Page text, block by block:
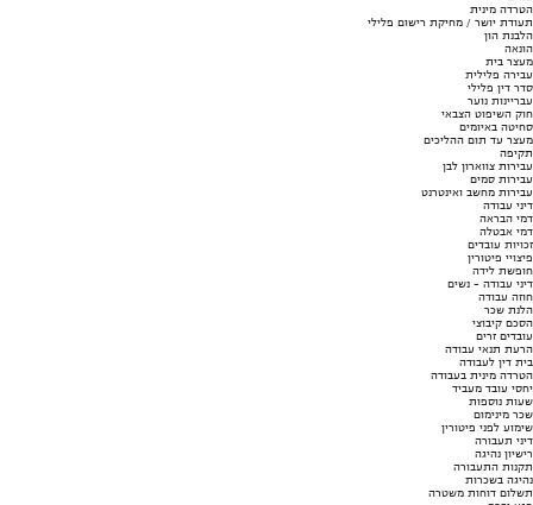
הטרדה מינית
תעודת יושר / מחיקת רישום פלילי
הלבנת הון
הונאה
מעצר בית
עבירה פלילית
סדר דין פלילי
עבריינות נוער
חוק השיפוט הצבאי
סחיטה באיומים
מעצר עד תום ההליכים
תקיפה
עבירות צווארון לבן
עבירות סמים
עבירות מחשב ואינטרנט
דיני עבודה
דמי הבראה
דמי אבטלה
זכויות עובדים
פיצויי פיטורין
חופשת לידה
דיני עבודה - נשים
חוזה עבודה
הלנת שכר
הסכם קיבוצי
עובדים זרים
הרעת תנאי עבודה
בית דין לעבודה
הטרדה מינית בעבודה
יחסי עובד מעביד
שעות נוספות
שכר מינימום
שימוע לפני פיטורין
דיני תעבורה
רישיון נהיגה
תקנות התעבורה
נהיגה בשכרות
תשלום דוחות משטרה